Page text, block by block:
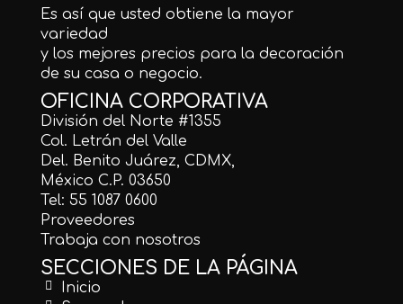
Es así que usted obtiene la mayor
variedad
y los mejores precios para la decoración
de su casa o negocio.
OFICINA CORPORATIVA
División del Norte #1355
Col. Letrán del Valle
Del. Benito Juárez, CDMX,
México C.P. 03650
Tel: 55 1087 0600
Proveedores
Trabaja con nosotros
SECCIONES DE LA PÁGINA
Inicio